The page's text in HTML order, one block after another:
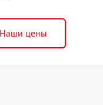
Наши цены